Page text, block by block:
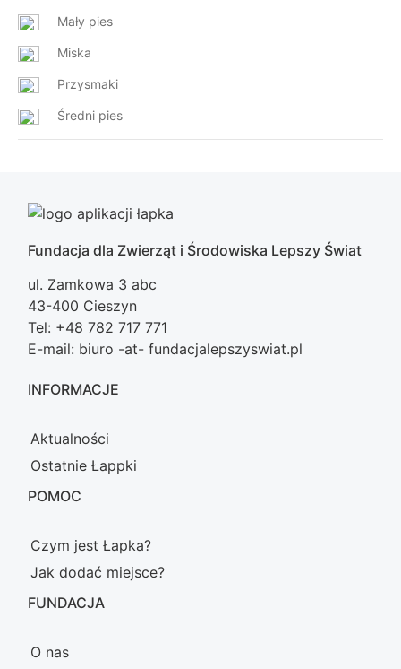
Mały pies
Miska
Przysmaki
Średni pies
Fundacja dla Zwierząt i Środowiska Lepszy Świat
ul. Zamkowa 3 abc
43-400 Cieszyn
Tel: +48 782 717 771
E-mail: biuro -at- fundacjalepszyswiat.pl
INFORMACJE
Aktualności
Ostatnie Łappki
POMOC
Czym jest Łapka?
Jak dodać miejsce?
FUNDACJA
O nas